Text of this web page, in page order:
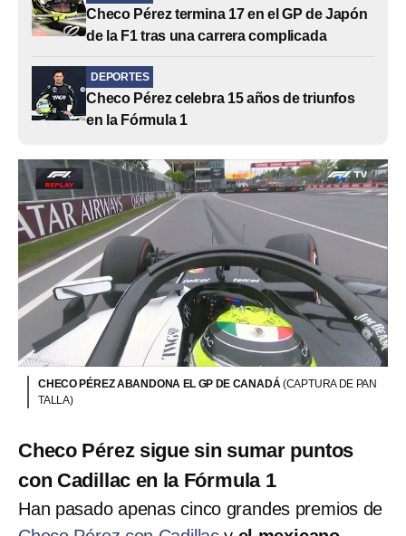
Checo Pérez termina 17 en el GP de Japón
de la F1 tras una carrera complicada
DEPORTES
Checo Pérez celebra 15 años de triunfos
en la Fórmula 1
CHECO PÉREZ ABANDONA EL GP DE CANADÁ(CAPTURA DE PAN
TALLA)
Checo Pérez sigue sin sumar puntos
con Cadillac en la Fórmula 1
Han pasado apenas cinco grandes premios de